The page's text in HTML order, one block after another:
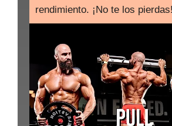
rendimiento. ¡No te los pierdas!